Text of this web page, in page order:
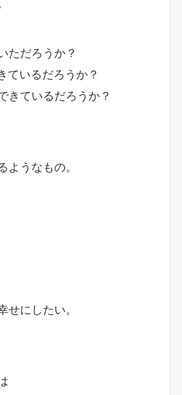
ただろうか？
ているだろうか？
きているだろうか？
ようなもの。
せにしたい。